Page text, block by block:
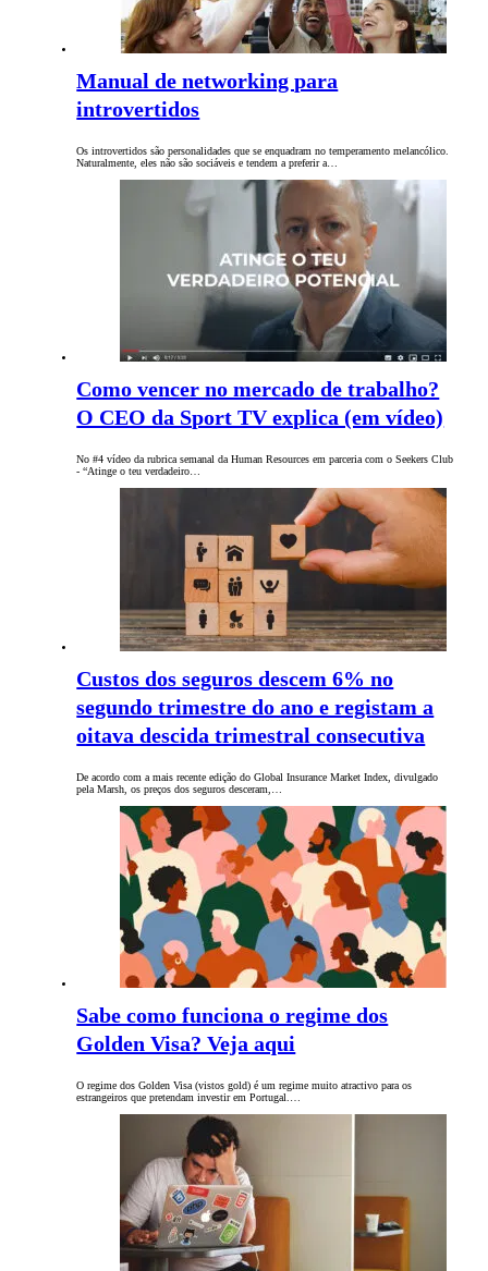
Manual de networking para
introvertidos
Os introvertidos são personalidades que se enquadram no temperamento melancólico.
Naturalmente, eles não são sociáveis e tendem a preferir a…
Como vencer no mercado de trabalho?
O CEO da Sport TV explica (em vídeo)
No #4 vídeo da rubrica semanal da Human Resources em parceria com o Seekers Club
- “Atinge o teu verdadeiro…
Custos dos seguros descem 6% no
segundo trimestre do ano e registam a
oitava descida trimestral consecutiva
De acordo com a mais recente edição do Global Insurance Market Index, divulgado
pela Marsh, os preços dos seguros desceram,…
Sabe como funciona o regime dos
Golden Visa? Veja aqui
O regime dos Golden Visa (vistos gold) é um regime muito atractivo para os
estrangeiros que pretendam investir em Portugal.…